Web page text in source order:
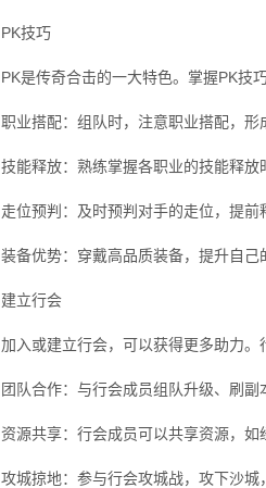
PK技巧
PK是传奇合击的一大特色。掌握PK技
职业搭配：组队时，注意职业搭配，形
技能释放：熟练掌握各职业的技能释放
走位预判：及时预判对手的走位，提前
装备优势：穿戴高品质装备，提升自己
建立行会
加入或建立行会，可以获得更多助力。
团队合作：与行会成员组队升级、刷副
资源共享：行会成员可以共享资源，如
攻城掠地：参与行会攻城战，攻下沙城